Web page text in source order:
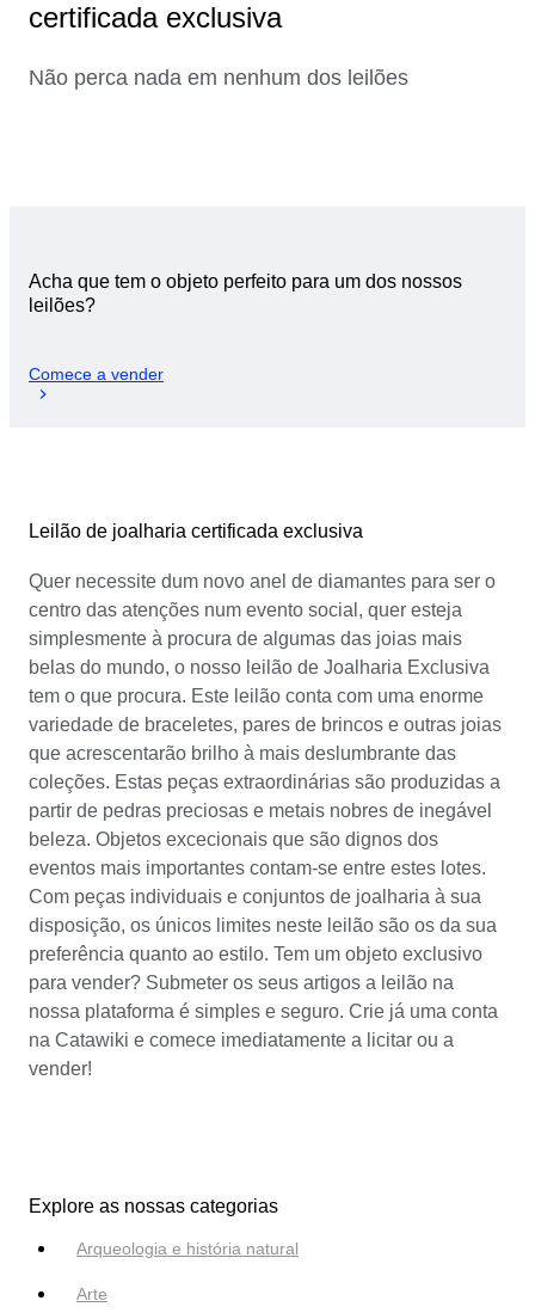
certificada exclusiva
Não perca nada em nenhum dos leilões
Acha que tem o objeto perfeito para um dos nossos
leilões?
Comece a vender
Leilão de joalharia certificada exclusiva
Quer necessite dum novo anel de diamantes para ser o
centro das atenções num evento social, quer esteja
simplesmente à procura de algumas das joias mais
belas do mundo, o nosso leilão de Joalharia Exclusiva
tem o que procura. Este leilão conta com uma enorme
variedade de braceletes, pares de brincos e outras joias
que acrescentarão brilho à mais deslumbrante das
coleções. Estas peças extraordinárias são produzidas a
partir de pedras preciosas e metais nobres de inegável
beleza. Objetos excecionais que são dignos dos
eventos mais importantes contam-se entre estes lotes.
Com peças individuais e conjuntos de joalharia à sua
disposição, os únicos limites neste leilão são os da sua
preferência quanto ao estilo. Tem um objeto exclusivo
para vender? Submeter os seus artigos a leilão na
nossa plataforma é simples e seguro. Crie já uma conta
na Catawiki e comece imediatamente a licitar ou a
vender!
Explore as nossas categorias
Arqueologia e história natural
Arte